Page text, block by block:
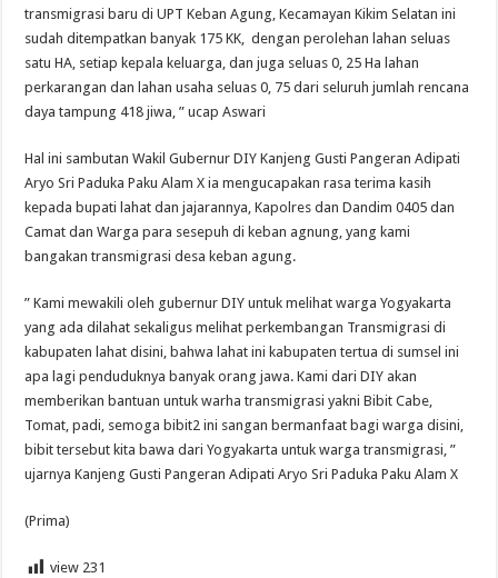
transmigrasi baru di UPT Keban Agung, Kecamayan Kikim Selatan ini
sudah ditempatkan banyak 175 KK, dengan perolehan lahan seluas
satu HA, setiap kepala keluarga, dan juga seluas 0, 25 Ha lahan
perkarangan dan lahan usaha seluas 0, 75 dari seluruh jumlah rencana
daya tampung 418 jiwa, ” ucap Aswari
Hal ini sambutan Wakil Gubernur DIY Kanjeng Gusti Pangeran Adipati
Aryo Sri Paduka Paku Alam X ia mengucapakan rasa terima kasih
kepada bupati lahat dan jajarannya, Kapolres dan Dandim 0405 dan
Camat dan Warga para sesepuh di keban agnung, yang kami
bangakan transmigrasi desa keban agung.
” Kami mewakili oleh gubernur DIY untuk melihat warga Yogyakarta
yang ada dilahat sekaligus melihat perkembangan Transmigrasi di
kabupaten lahat disini, bahwa lahat ini kabupaten tertua di sumsel ini
apa lagi penduduknya banyak orang jawa. Kami dari DIY akan
memberikan bantuan untuk warha transmigrasi yakni Bibit Cabe,
Tomat, padi, semoga bibit2 ini sangan bermanfaat bagi warga disini,
bibit tersebut kita bawa dari Yogyakarta untuk warga transmigrasi, ”
ujarnya Kanjeng Gusti Pangeran Adipati Aryo Sri Paduka Paku Alam X
(Prima)
view 231